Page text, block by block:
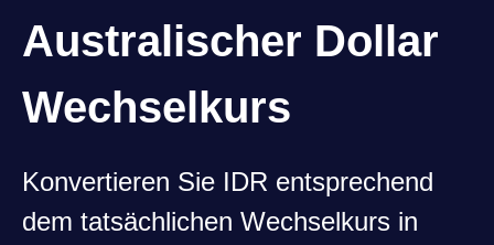
Australischer Dollar
Wechselkurs
Konvertieren Sie IDR entsprechend
dem tatsächlichen Wechselkurs in